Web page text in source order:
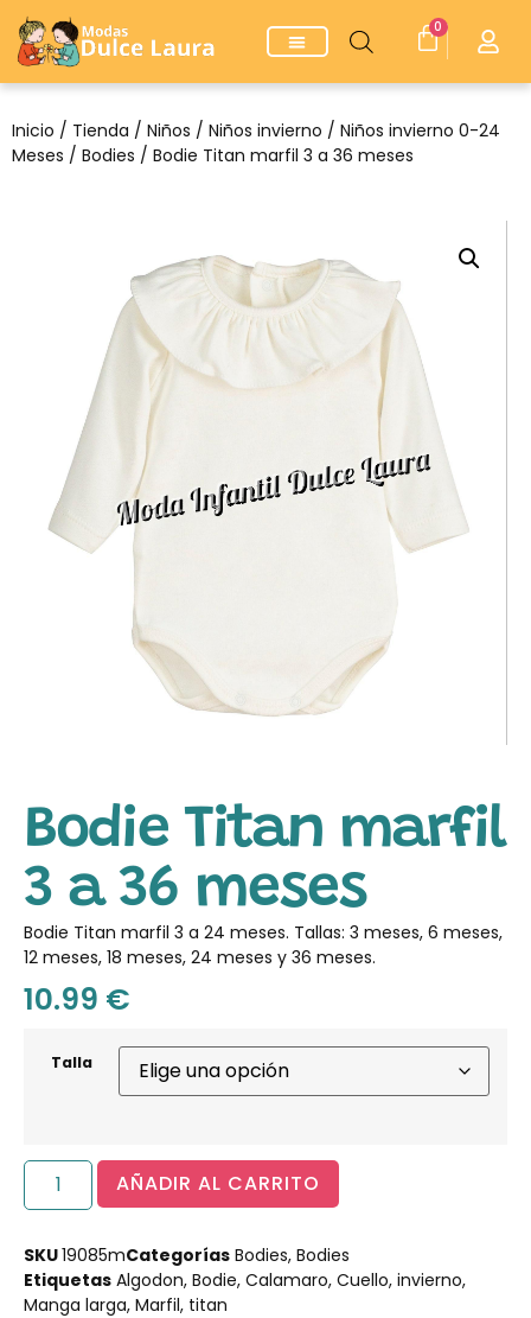
0
Inicio / Tienda / Niños / Niños invierno / Niños invierno 0-24
Meses / Bodies / Bodie Titan marfil 3 a 36 meses
Bodie Titan marfil
3 a 36 meses
Bodie Titan marfil 3 a 24 meses. Tallas: 3 meses, 6 meses,
12 meses, 18 meses, 24 meses y 36 meses.
10.99 €
Talla
AÑADIR AL CARRITO
SKU19085mCategorías Bodies, Bodies
Etiquetas Algodon, Bodie, Calamaro, Cuello, invierno,
Manga larga, Marfil, titan